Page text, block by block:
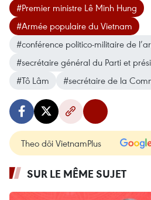
#Premier ministre Lê Minh Hung
#Armée populaire du Vietnam
#conférence politico-militaire de
#secrétaire général du Parti et
#Tô Lâm
#secrétaire de la
Theo dõi VietnamPlus
SUR LE MÊME SUJET